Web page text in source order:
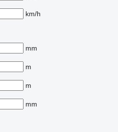
km/h
mm
m
m
mm